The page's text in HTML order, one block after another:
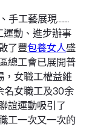
手工藝展現……
動、進步辦事
了豐包養女人盛
總工會已展開普
，女職工權益維
女職工及30余
誼運動吸引了
工一次又一次的